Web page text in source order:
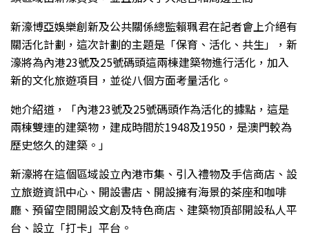
新濠博亞娛樂創新及公共關係總監賴珮君在記者會上介絕有
關活化計劃，這次計劃的主題是「保育、活化、共生」，新
濠將為內港23號及25號碼頭這兩棟建築物進行活化，加入
新的文化旅遊項目，並從八個方面考量活化。
她介紹道，「內港23號及25號碼頭作為活化的據點，這是
兩棟雙連的建築物，建成時間於1948及1950，是澳門較為
歷史悠久的建築。」
新濠將在這個區域設立內港市集、引入禮物及手信商店、設
立旅遊資訊中心、開設書店、開設擁有海景的茶座和咖啡
廳、預留空間開設文創及特色商店、建築物頂部開設私人平
台、設立「打卡」平台。